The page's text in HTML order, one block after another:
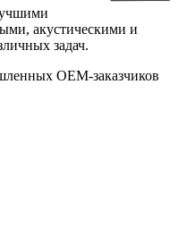
акустическими и
задач.
OEM-заказчиков